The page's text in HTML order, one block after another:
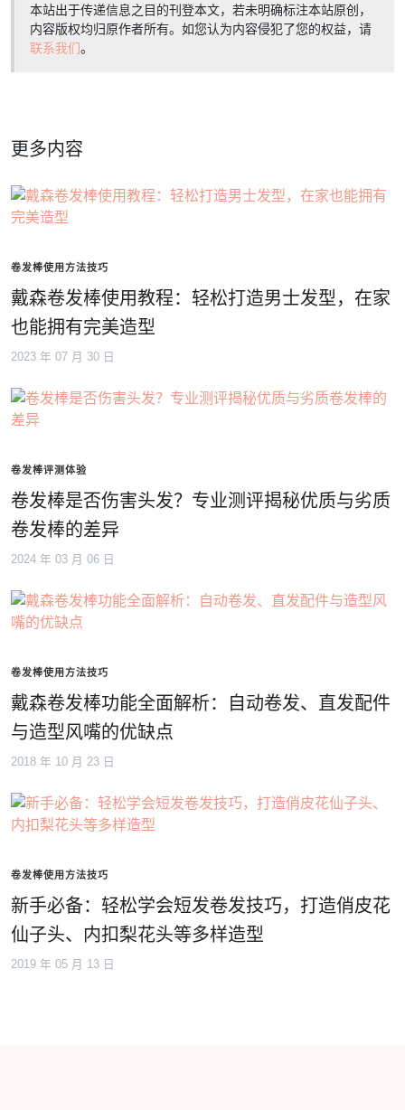
本站出于传递信息之目的刊登本文，若未明确标注本站原创，
内容版权均归原作者所有。如您认为内容侵犯了您的权益，请
联系我们。
更多内容
卷发棒使用方法技巧
戴森卷发棒使用教程：轻松打造男士发型，在家
也能拥有完美造型
2023 年 07 月 30 日
卷发棒评测体验
卷发棒是否伤害头发？专业测评揭秘优质与劣质
卷发棒的差异
2024 年 03 月 06 日
卷发棒使用方法技巧
戴森卷发棒功能全面解析：自动卷发、直发配件
与造型风嘴的优缺点
2018 年 10 月 23 日
卷发棒使用方法技巧
新手必备：轻松学会短发卷发技巧，打造俏皮花
仙子头、内扣梨花头等多样造型
2019 年 05 月 13 日